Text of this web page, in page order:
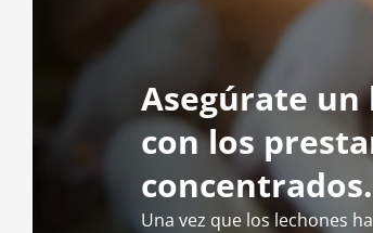
Asegúrate un
con los
concentrados.
Una vez que los lechones